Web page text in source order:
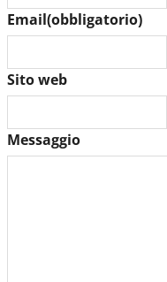
Email(obbligatorio)
Sito web
Messaggio